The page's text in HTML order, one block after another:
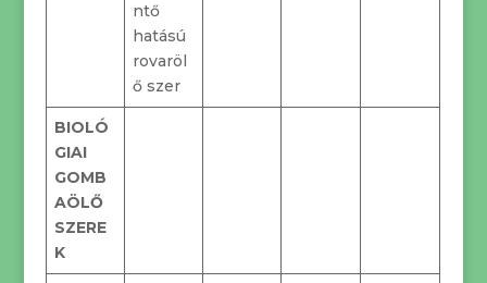
ntő
hatású
rovaröl
ő szer
BIOLÓ
GIAI
GOMB
AÖLŐ
SZERE
K